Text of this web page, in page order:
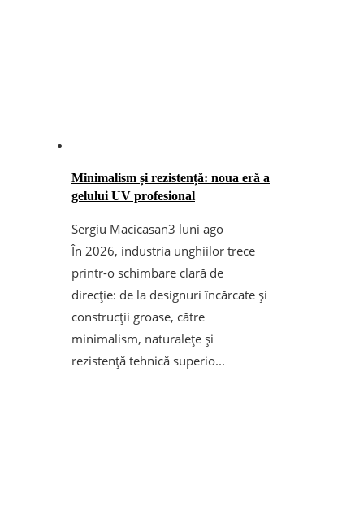
Minimalism și rezistență: noua eră a
gelului UV profesional
Sergiu Macicasan3 luni ago
În 2026, industria unghiilor trece
printr-o schimbare clară de
direcție: de la designuri încărcate și
construcții groase, către
minimalism, naturalețe și
rezistență tehnică superio...